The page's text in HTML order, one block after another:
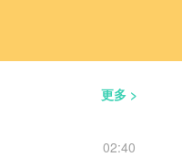
更多 >
02:40